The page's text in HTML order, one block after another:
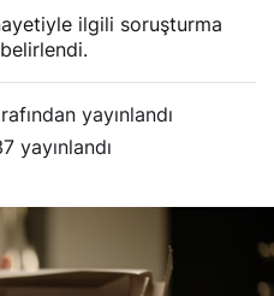
ilgili soruşturma
yayınlandı
yayınlandı